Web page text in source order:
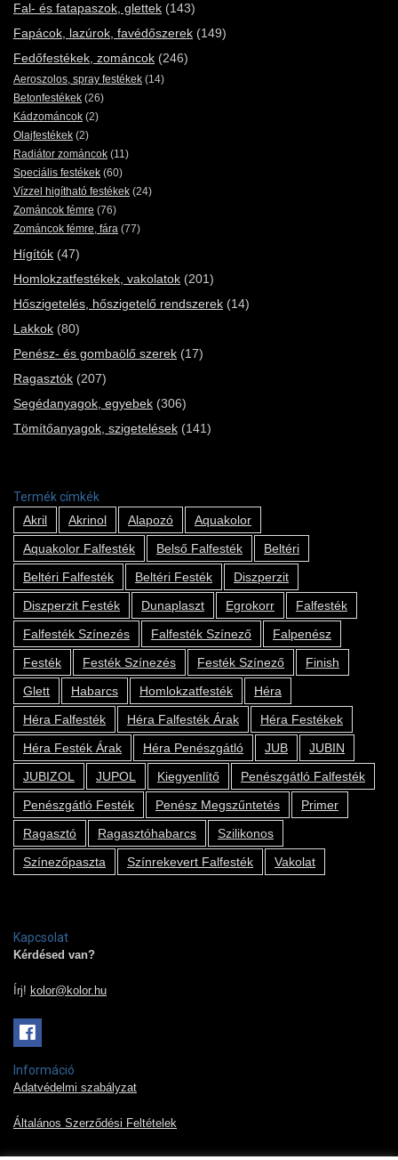
Fal- és fatapaszok, glettek (143)
Fapácok, lazúrok, favédőszerek (149)
Fedőfestékek, zománcok (246)
Aeroszolos, spray festékek (14)
Betonfestékek (26)
Kádzománcok (2)
Olajfestékek (2)
Radiátor zománcok (11)
Speciális festékek (60)
Vízzel higítható festékek (24)
Zománcok fémre (76)
Zománcok fémre, fára (77)
Hígítók (47)
Homlokzatfestékek, vakolatok (201)
Hőszigetelés, hőszigetelő rendszerek (14)
Lakkok (80)
Penész- és gombaölő szerek (17)
Ragasztók (207)
Segédanyagok, egyebek (306)
Tömítőanyagok, szigetelések (141)
Termék címkék
Akril
Akrinol Alapozó
Aquakolor
Aquakolor Falfesték
Belső Falfesték
Beltéri
Beltéri Falfesték
Beltéri Festék
Diszperzit
Diszperzit Festék
Dunaplaszt Egrokorr
Falfesték
Falfesték Színezés
Falfesték Színező
Falpenész
Festék
Festék Színezés Festék Színező
Finish
Glett
Habarcs Homlokzatfesték
Héra
Héra Falfesték
Héra Falfesték Árak
Héra Festékek
Héra Festék Árak
Héra Penészgátló JUB
JUBIN
JUBIZOL
JUPOL Kiegyenlítő
Penészgátló Falfesték
Penészgátló Festék
Penész Megszűntetés
Primer
Ragasztó
Ragasztóhabarcs
Szilikonos
Színezőpaszta
Színrekevert Falfesték Vakolat
Kapcsolat
Kérdésed van?
Írj! kolor@kolor.hu
Információ
Adatvédelmi szabályzat
Általános Szerződési Feltételek